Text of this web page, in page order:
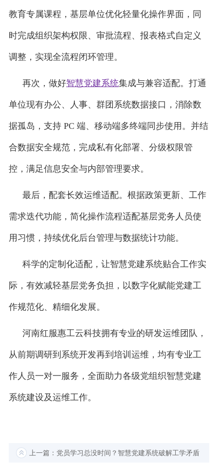
教育专属课程，基层单位优化轻量化操作界面，同
时完成组织架构权限、审批流程、报表格式自定义
调整，实现全流程闭环管理。
再次，做好智慧党建系统集成与兼容适配。打通
单位现有办公、人事、群团系统数据接口，消除数
据孤岛，支持 PC 端、移动端多终端同步使用。并结
合数据安全规范，完成私有化部署、分级权限管
控，满足信息安全与内部管理要求。
最后，配套长效运维适配。根据政策更新、工作
需求迭代功能，简化操作流程适配基层党务人员使
用习惯，持续优化后台管理与数据统计功能。
科学的定制化适配，让智慧党建系统贴合工作实
际，有效减轻基层党务负担，以数字化赋能党建工
作规范化、精细化发展。
河南红服惠工云科技拥有专业的研发运维团队，
从前期调研到系统开发再到培训运维，均有专业工
作人员一对一服务，全面助力各级党组织智慧党建
系统建设及运维工作。
上一篇：党员学习总没时间？智慧党建系统破解工学矛盾